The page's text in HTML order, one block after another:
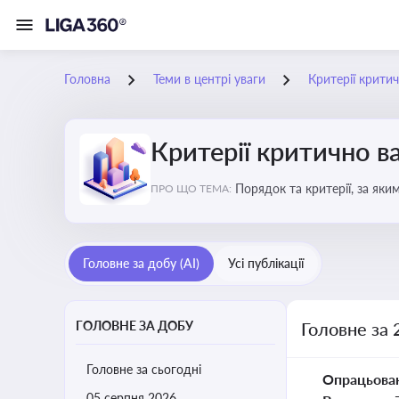
Головна Теми в центрі уваги Критерії
Критерії критично
ПРО ЩО ТЕМА: Порядок та критерії, за
Головне за добу (AI) Усі публікації
ГОЛОВНЕ ЗА ДОБУ
Головне за сьогодні
Головне за